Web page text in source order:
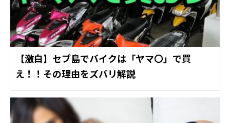
【激白】セブ島でバイクは「ヤマ〇」で買
え！！その理由をズバリ解説